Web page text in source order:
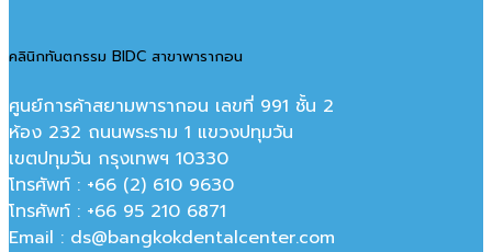
คลินิกทันตกรรม BIDC สาขาพารากอน
ศูนย์การค้าสยามพารากอน เลขที่ 991 ชั้น 2
ห้อง 232 ถนนพระราม 1 แขวงปทุมวัน
เขตปทุมวัน กรุงเทพฯ 10330
โทรศัพท์ : +66 (2) 610 9630
โทรศัพท์ : +66 95 210 6871
Email : ds@bangkokdentalcenter.com